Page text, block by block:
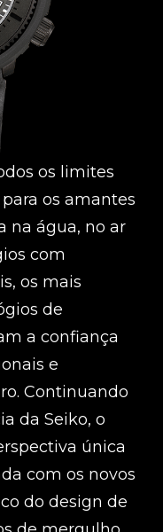
os limites
os amantes
na água, no ar
com
os mais
de
a confiança
e
Continuando
da Seiko, o
única
com os novos
do design de